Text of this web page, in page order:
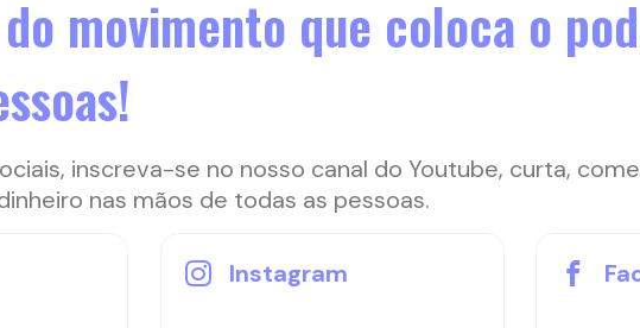
movimento que coloca o
inscreva-se no nosso canal do Youtube, curta,
nas mãos de todas as pessoas.
Instagram